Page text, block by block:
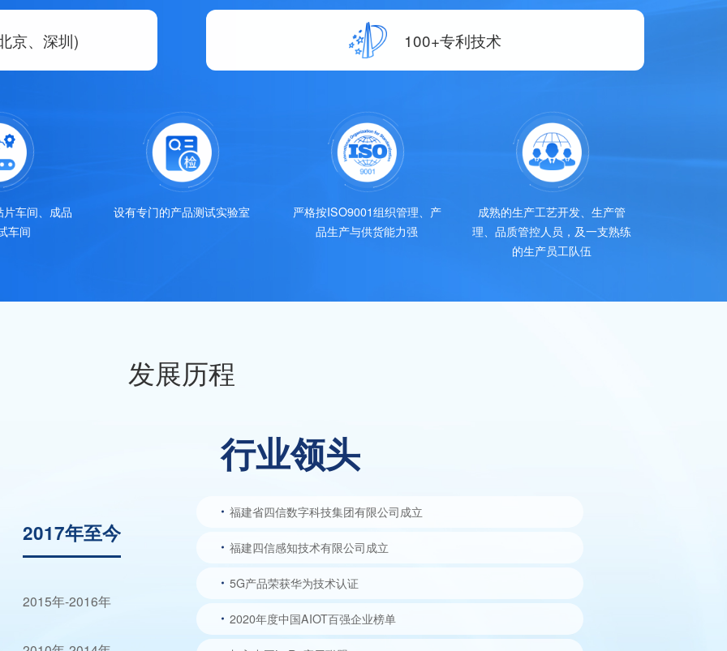
京、深圳) 100+专利技术
车间、成品
车间
设有专门的产品测试实验室
严格按ISO9001组织管理、产
品生产与供货能力强
成熟的生产工艺开发、生产管
理、品质管控人员，及一支熟练
的生产员工队伍
发展历程
2017年至今
2015年-2016年
行业领头
福建省四信数字科技集团有限公司成立
福建四信感知技术有限公司成立
5G产品荣获华为技术认证
2020年度中国AIOT百强企业榜单